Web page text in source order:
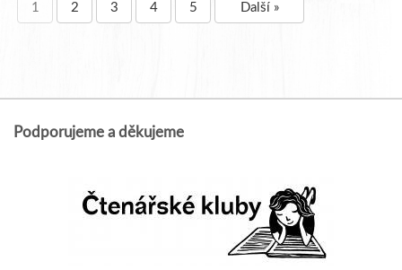
1 2 3 4 5 Další »
Podporujeme a děkujeme